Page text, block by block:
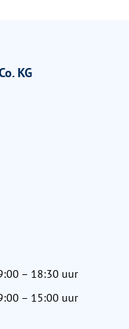
KG
– 18:30 uur
– 15:00 uur